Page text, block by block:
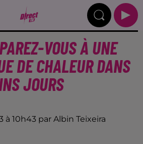
VOUS À UNE
DE CHALEUR DANS
JOURS
à 10h43 par Albin Teixeira